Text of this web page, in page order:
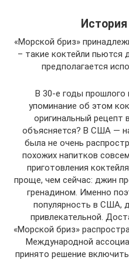
«Морской бриз»
– такие коктейли пьются
предполагается
В 30-е годы прошлого
упоминание об этом
оригинальный рецепт
объясняется? В США —
была не очень
похожих напитков
приготовления
проще, чем сейчас: джин
гренадином. Именно
популярность в США,
привлекательной.
«Морской бриз»
Международной
принято решение